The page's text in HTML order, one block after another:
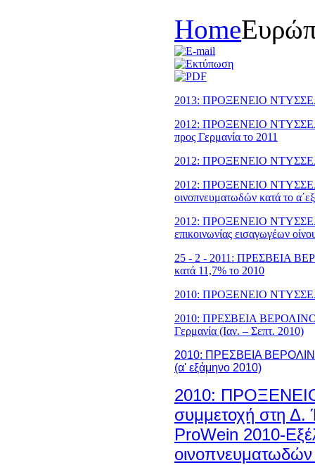
Home
2013: ΠΡΟΞΕΝΕΙΟ
2012: ΠΡΟΞΕΝΕΙΟ
προς Γερμανία το 2011
2012: ΠΡΟΞΕΝΕΙΟ
2012: ΠPOΞENEIO
οινοπνευματωδών κατά το
2012: ΠPOΞENEIO
επικοινωνίας εισαγωγέων
25 - 2 - 2011: ΠPEΣBEIA
κατά 11,7% το 2010
2010: ΠΡΟΞΕΝΕΙΟ
2010: ΠΡΕΣΒΕΙΑ ΒΕΡΟΛΙΝΟ -
Γερμανία (Ιαν. – Σεπτ. 2010)
2010: ΠPEΣBEIA
(α' εξάμηνο 2010)
2010:
συμμετοχή στη Δ.
ProWein 2010-